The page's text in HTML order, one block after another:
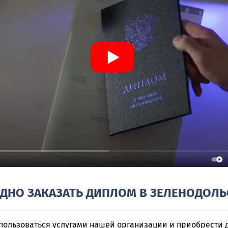
ЗАКАЗАТЬ ДИПЛОМ В
услугами нашей организации и приобрести